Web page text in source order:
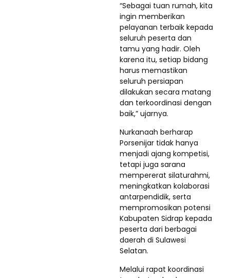
“Sebagai tuan rumah, kita
ingin memberikan
pelayanan terbaik kepada
seluruh peserta dan
tamu yang hadir. Oleh
karena itu, setiap bidang
harus memastikan
seluruh persiapan
dilakukan secara matang
dan terkoordinasi dengan
baik,” ujarnya.
Nurkanaah berharap
Porsenijar tidak hanya
menjadi ajang kompetisi,
tetapi juga sarana
mempererat silaturahmi,
meningkatkan kolaborasi
antarpendidik, serta
mempromosikan potensi
Kabupaten Sidrap kepada
peserta dari berbagai
daerah di Sulawesi
Selatan.
Melalui rapat koordinasi